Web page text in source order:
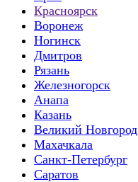
Красноярск
Воронеж
Ногинск
Дмитров
Рязань
Железногорск
Анапа
Казань
Великий Новгород
Махачкала
Санкт-Петербург
Саратов